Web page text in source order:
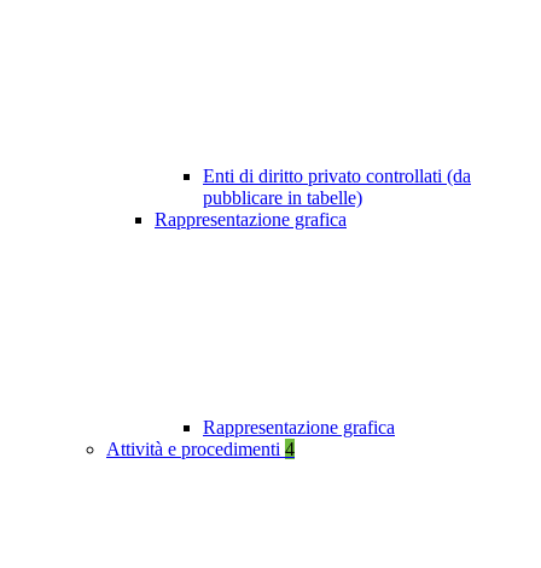
Enti di diritto privato controllati (da
pubblicare in tabelle)
Rappresentazione grafica
Rappresentazione grafica
Attività e procedimenti 4